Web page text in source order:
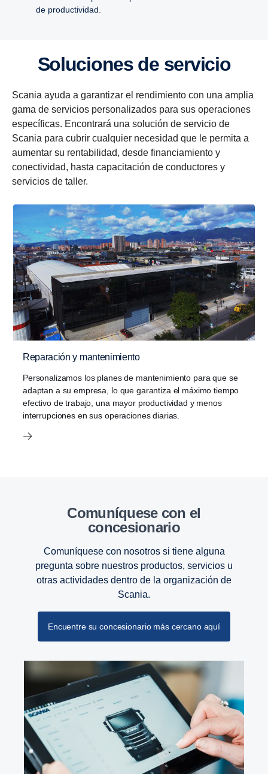
de productividad.
Soluciones de servicio
Scania ayuda a garantizar el rendimiento con una amplia
gama de servicios personalizados para sus operaciones
específicas. Encontrará una solución de servicio de
Scania para cubrir cualquier necesidad que le permita a
aumentar su rentabilidad, desde financiamiento y
conectividad, hasta capacitación de conductores y
servicios de taller.
Reparación y mantenimiento
Personalizamos los planes de mantenimiento para que se
adaptan a su empresa, lo que garantiza el máximo tiempo
efectivo de trabajo, una mayor productividad y menos
interrupciones en sus operaciones diarias.
Comuníquese con el
concesionario
Comuníquese con nosotros si tiene alguna
pregunta sobre nuestros productos, servicios u
otras actividades dentro de la organización de
Scania.
Encuentre su concesionario más cercano aquí